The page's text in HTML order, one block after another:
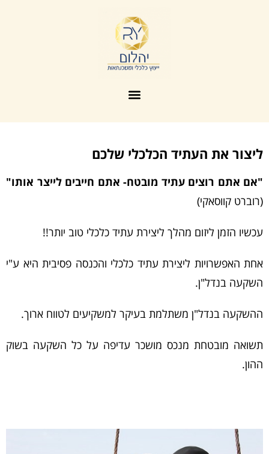
ליצור את העתיד הכלכלי שלכם
"אם אתם רוצים עתיד מובטח- אתם חייבים לייצר אותו"
(רוברט קווסאקי)
עכשיו הזמן ליזום מהלך ליצירת עתיד כלכלי טוב יותר!!
אחת האפשרויות ליצירת עתיד כלכלי והכנסה פסיבית היא ע"י
השקעה בנדל"ן.
ההשקעה בנדל"ן משתלמת בעיקר למשקיעים לטווח ארוך.
תשואה מובטחת מנכס מושכר עדיפה על כל השקעה בשוק
ההון.